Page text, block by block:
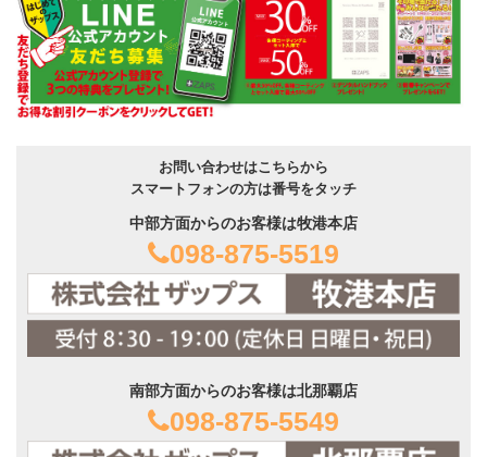
お問い合わせはこちらから
スマートフォンの方は番号をタッチ
中部方面からのお客様は牧港本店
098-875-5519
南部方面からのお客様は北那覇店
098-875-5549